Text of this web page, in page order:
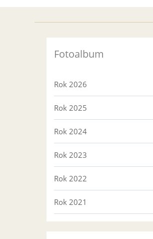
Fotoalbum
Rok 2026
Rok 2025
Rok 2024
Rok 2023
Rok 2022
Rok 2021